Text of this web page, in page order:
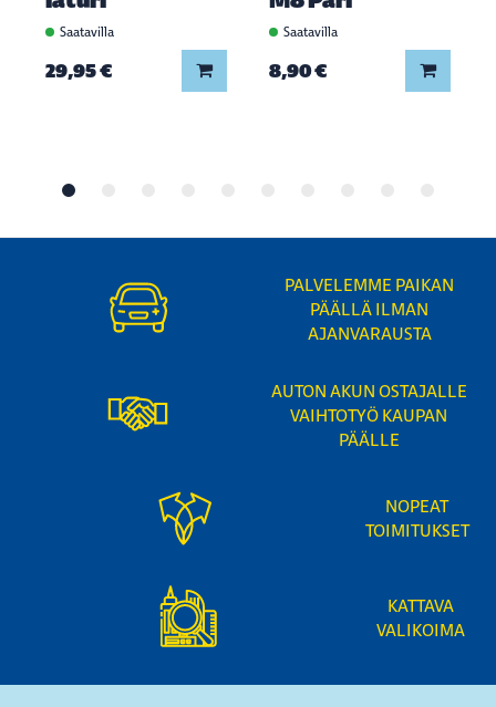
Saatavilla
29,95 € Lisää koriin
Saatavilla
8,90 € Lisää
PALVELEMME PAIKAN
PÄÄLLÄ ILMAN
AJANVARAUSTA
AUTON AKUN OSTAJALLE
VAIHTOTYÖ KAUPAN
PÄÄLLE
NOPEAT
TOIMITUKSET
KATTAVA
VALIKOIMA